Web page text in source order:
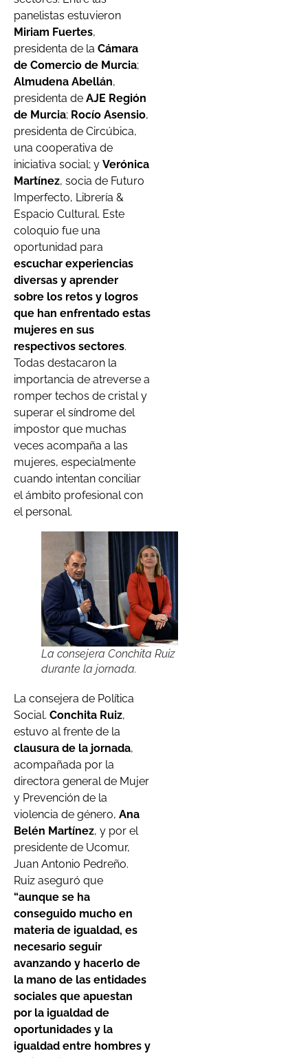
panelistas estuvieron
Miriam Fuertes,
presidenta de la Cámara
de Comercio de Murcia;
Almudena Abellán,
presidenta de AJE Región
de Murcia; Rocío Asensio,
presidenta de Circúbica,
una cooperativa de
iniciativa social; y Verónica
Martínez, socia de Futuro
Imperfecto, Librería &
Espacio Cultural. Este
coloquio fue una
oportunidad para
escuchar experiencias
diversas y aprender
sobre los retos y logros
que han enfrentado estas
mujeres en sus
respectivos sectores.
Todas destacaron la
importancia de atreverse a
romper techos de cristal y
superar el síndrome del
impostor que muchas
veces acompaña a las
mujeres, especialmente
cuando intentan conciliar
el ámbito profesional con
el personal.
La consejera Conchita Ruiz
durante la jornada.
La consejera de Política
Social. Conchita Ruiz,
estuvo al frente de la
clausura de la jornada,
acompañada por la
directora general de Mujer
y Prevención de la
violencia de género, Ana
Belén Martínez, y por el
presidente de Ucomur,
Juan Antonio Pedreño.
Ruiz aseguró que
“aunque se ha
conseguido mucho en
materia de igualdad, es
necesario seguir
avanzando y hacerlo de
la mano de las entidades
sociales que apuestan
por la igualdad de
oportunidades y la
igualdad entre hombres y